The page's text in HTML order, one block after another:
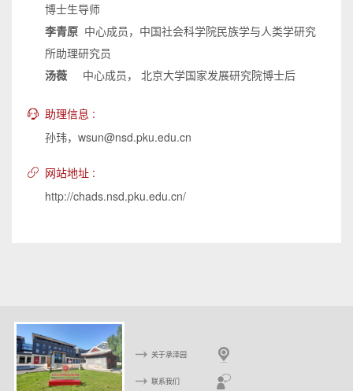
博士生导师
李青原 中心成员，中国社会科学院民族学与人类学研究
所助理研究员
汤薇 中心成员， 北京大学国家发展研究院博士后
助理信息 :
孙玮，wsun@nsd.pku.edu.cn
网站地址 :
http://chads.nsd.pku.edu.cn/
关于承泽园
联系我们